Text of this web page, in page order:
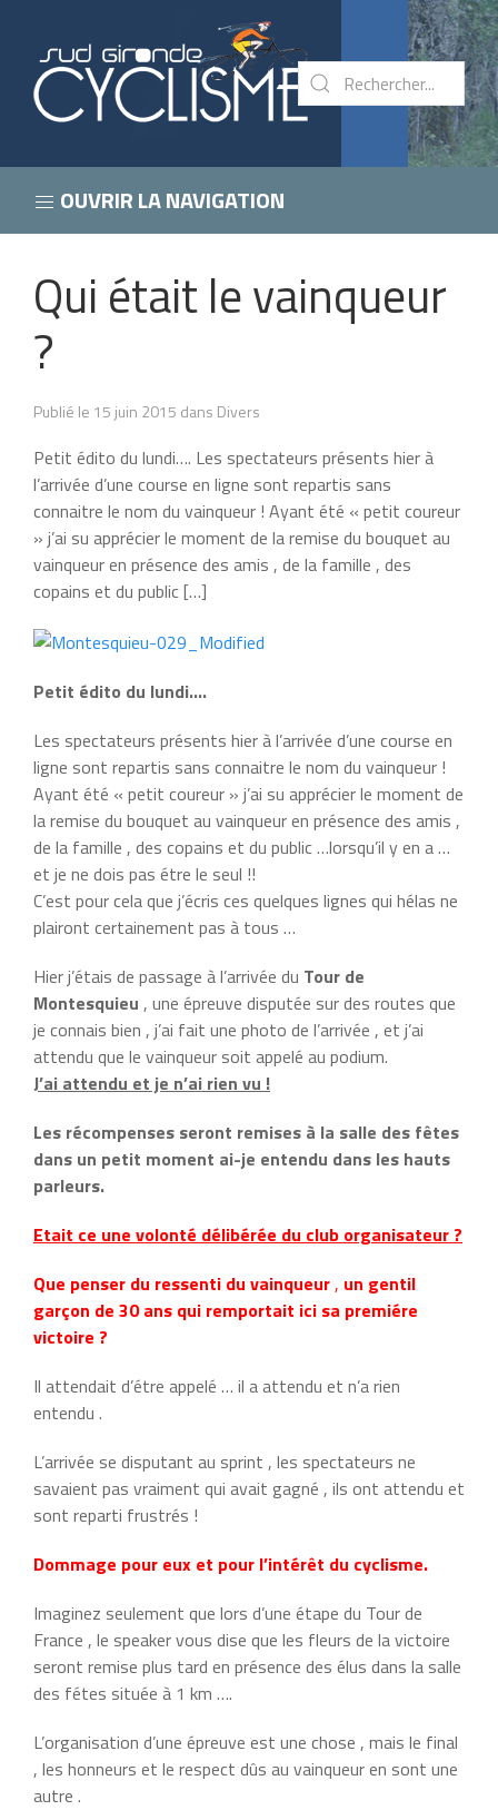
OUVRIR LA NAVIGATION
Qui était le vainqueur
?
Publié le 15 juin 2015 dans Divers
Petit édito du lundi…. Les spectateurs présents hier à
l’arrivée d’une course en ligne sont repartis sans
connaitre le nom du vainqueur ! Ayant été « petit coureur
» j’ai su apprécier le moment de la remise du bouquet au
vainqueur en présence des amis , de la famille , des
copains et du public […]
Petit édito du lundi….
Les spectateurs présents hier à l’arrivée d’une course en
ligne sont repartis sans connaitre le nom du vainqueur !
Ayant été « petit coureur » j’ai su apprécier le moment de
la remise du bouquet au vainqueur en présence des amis ,
de la famille , des copains et du public …lorsqu’il y en a …
et je ne dois pas étre le seul !!
C’est pour cela que j’écris ces quelques lignes qui hélas ne
plairont certainement pas à tous …
Hier j’étais de passage à l’arrivée du Tour de
Montesquieu , une épreuve disputée sur des routes que
je connais bien , j’ai fait une photo de l’arrivée , et j’ai
attendu que le vainqueur soit appelé au podium.
J’ai attendu et je n’ai rien vu !
Les récompenses seront remises à la salle des fêtes
dans un petit moment ai-je entendu dans les hauts
parleurs.
Etait ce une volonté délibérée du club organisateur ?
Que penser du ressenti du vainqueur, un gentil
garçon de 30 ans qui remportait ici sa premiére
victoire ?
Il attendait d’étre appelé … il a attendu et n’a rien
entendu .
L’arrivée se disputant au sprint , les spectateurs ne
savaient pas vraiment qui avait gagné , ils ont attendu et
sont reparti frustrés !
Dommage pour eux et pour l’intérêt du cyclisme.
Imaginez seulement que lors d’une étape du Tour de
France , le speaker vous dise que les fleurs de la victoire
seront remise plus tard en présence des élus dans la salle
des fétes située à 1 km ….
L’organisation d’une épreuve est une chose , mais le final
, les honneurs et le respect dûs au vainqueur en sont une
autre .